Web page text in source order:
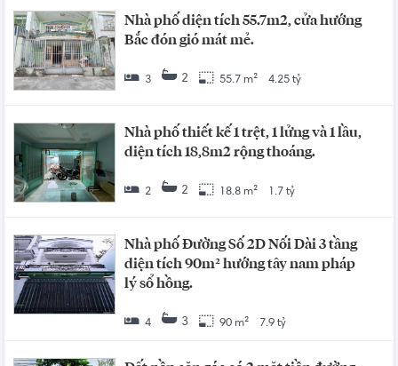
Nhà phố diện tích 55.7m2, cửa hướng
Bắc đón gió mát mẻ.
3 2 55.7 m² 4.25 tỷ
Nhà phố thiết kế 1 trệt, 1 lửng và 1 lầu,
diện tích 18,8m2 rộng thoáng.
2 2 18.8 m² 1.7 tỷ
Nhà phố Đường Số 2D Nối Dài 3 tầng
diện tích 90m² hướng tây nam pháp
lý sổ hồng.
4 3 90 m² 7.9 tỷ